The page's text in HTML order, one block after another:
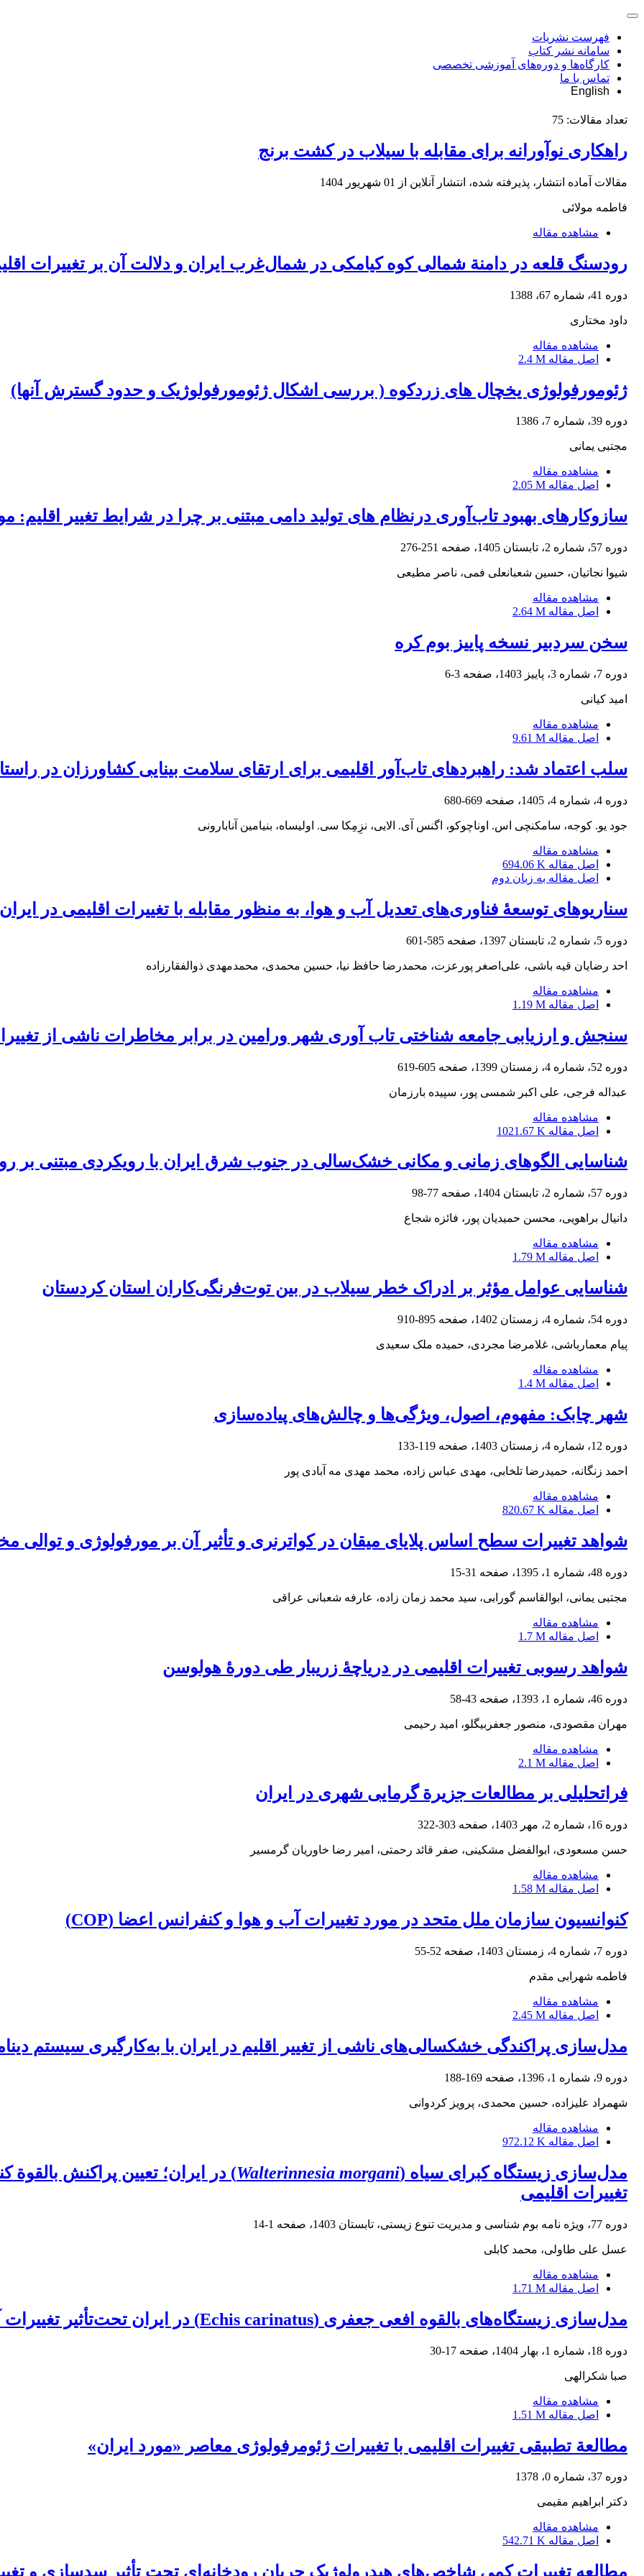
فهرست نشریات
سامانه نشر کتاب
کارگاه‌ها و دوره‌های آموزشی تخصصی
تماس با ما
English
تعداد مقالات: 75
راهکاری نوآورانه برای مقابله با سیلاب در کشت برنج
مقالات آماده انتشار، پذیرفته شده، انتشار آنلاین از 01 شهریور 1404
فاطمه مولائی
مشاهده مقاله
رودسنگ قلعه در دامنة شمالی کوه کیامکی در شمال‌غرب ایران و دلالت آن بر تغییرات
دوره 41، شماره 67، 1388
داود مختاری
مشاهده مقاله
اصل مقاله 2.4 M
ژئومورفولوژی یخچال های زردکوه ( بررسی اشکال ژئومورفولوژیک و حدود گسترش آنها)
دوره 39، شماره 7، 1386
مجتبی یمانی
مشاهده مقاله
اصل مقاله 2.05 M
سازوکارهای بهبود تاب‌آوری درنظام های تولید دامی مبتنی بر چرا در شرایط تغییر اقلیم:
دوره 57، شماره 2، تابستان 1405، صفحه 251-276
شیوا نجاتیان، حسین شعبانعلی فمی، ناصر مطیعی
مشاهده مقاله
اصل مقاله 2.64 M
سخن سردبیر نسخه پاییز بوم کره
دوره 7، شماره 3، پاییز 1403، صفحه 3-6
امید کیانی
مشاهده مقاله
اصل مقاله 9.61 M
سلب اعتماد شد: راهبردهای تاب‌آور اقلیمی برای ارتقای سلامت بینایی کشاورزان در
دوره 4، شماره 4، 1405، صفحه 669-680
جود یو. کوجه، سامکنچی اس. اوناچوکو، اگنس آی. الایی، نزِمِکا سی. اولیساه، بنیامین آنابارونی
مشاهده مقاله
اصل مقاله 694.06 K
اصل مقاله به زبان دوم
سناریوهای توسعۀ فناوری‌های تعدیل آب و هوا، به منظور مقابله با تغییرات اقلیمی در
دوره 5، شماره 2، تابستان 1397، صفحه 585-601
احد رضایان قیه باشی، علی‌اصغر پورعزت، محمدرضا حافظ‏ نیا، حسین محمدی، محمدمهدی ذوالفقارزاده‌
مشاهده مقاله
اصل مقاله 1.19 M
سنجش و ارزیابی جامعه شناختی تاب‏ آوری شهر ورامین در برابر مخاطرات ناشی از
دوره 52، شماره 4، زمستان 1399، صفحه 605-619
عبداله فرجی، علی اکبر شمسی پور، سپیده بارزمان
مشاهده مقاله
اصل مقاله 1021.67 K
شناسایی الگوهای زمانی و مکانی خشک‌سالی در جنوب شرق ایران با رویکردی مبتنی بر
دوره 57، شماره 2، تابستان 1404، صفحه 77-98
دانیال براهویی، محسن حمیدیان پور، فائزه شجاع
مشاهده مقاله
اصل مقاله 1.79 M
شناسایی عوامل مؤثر بر ادراک خطر سیلاب در بین توت‌فرنگی‌کاران استان کردستان
دوره 54، شماره 4، زمستان 1402، صفحه 895-910
پیام معمارباشی، غلامرضا مجردی، حمیده ملک سعیدی
مشاهده مقاله
اصل مقاله 1.4 M
شهر چابک: مفهوم، اصول، ویژگی‌ها و چالش‌های پیاده‌سازی
دوره 12، شماره 4، زمستان 1403، صفحه 119-133
احمد زنگانه، حمیدرضا تلخابی، مهدی عباس زاده، محمد مهدی مه آبادی پور
مشاهده مقاله
اصل مقاله 820.67 K
شواهد تغییرات سطح اساس پلایای میقان در کواترنری و تأثیر آن بر مورفولوژی و توالی
دوره 48، شماره 1، 1395، صفحه 31-15
مجتبی یمانی، ابوالقاسم گورابی، سید محمد زمان زاده، عارفه شعبانی عراقی
مشاهده مقاله
اصل مقاله 1.7 M
شواهد رسوبی تغییرات اقلیمی در دریاچۀ زریبار طی دورۀ هولوسن
دوره 46، شماره 1، 1393، صفحه 43-58
مهران مقصودی، منصور جعفربیگلو، امید رحیمی
مشاهده مقاله
اصل مقاله 2.1 M
فراتحلیلی بر مطالعات جزیرة گرمایی شهری در ایران
دوره 16، شماره 2، مهر 1403، صفحه 303-322
حسن مسعودی، ابوالفضل مشکینی، صفر قائد رحمتی، امیر رضا خاوریان گرمسیر
مشاهده مقاله
اصل مقاله 1.58 M
کنوانسیون سازمان ملل متحد در مورد تغییرات آب و هوا و کنفرانس اعضا (COP)
دوره 7، شماره 4، زمستان 1403، صفحه 52-55
فاطمه شهرابی مقدم
مشاهده مقاله
اصل مقاله 2.45 M
مدل‌سازی پراکندگی خشکسالی‌های ناشی از تغییر اقلیم در ایران با به‌کارگیری سیستم
دوره 9، شماره 1، 1396، صفحه 169-188
شهمراد علیزاده، حسین محمدی، پرویز کردوانی
مشاهده مقاله
اصل مقاله 972.12 K
مدل‌سازی زیستگاه کبرای سیاه (Walterinnesia morgani) در ایران؛ تعیین پراکنش
تغییرات اقلیمی
دوره 77، ویژه نامه بوم شناسی و مدیریت تنوع زیستی، تابستان 1403، صفحه 1-14
عسل علی طاولی، محمد کابلی
مشاهده مقاله
اصل مقاله 1.71 M
مدل‌سازی زیستگاه‌های بالقوه افعی جعفری (Echis carinatus) در ایران تحت‌تأثیر تغییرات آب و هوایی
دوره 18، شماره 1، بهار 1404، صفحه 17-30
صبا شکرالهی
مشاهده مقاله
اصل مقاله 1.51 M
مطالعة تطبیقی تغییرات اقلیمی با تغییرات ژئومرفولوژی معاصر «مورد ایران»
دوره 37، شماره 0، 1378
دکتر ابراهیم مقیمی
مشاهده مقاله
اصل مقاله 542.71 K
مطالعه تغییرات کمی شاخص‌های هیدرولوژیک جریان رودخانه‌ای تحت تأثیر سدسازی و